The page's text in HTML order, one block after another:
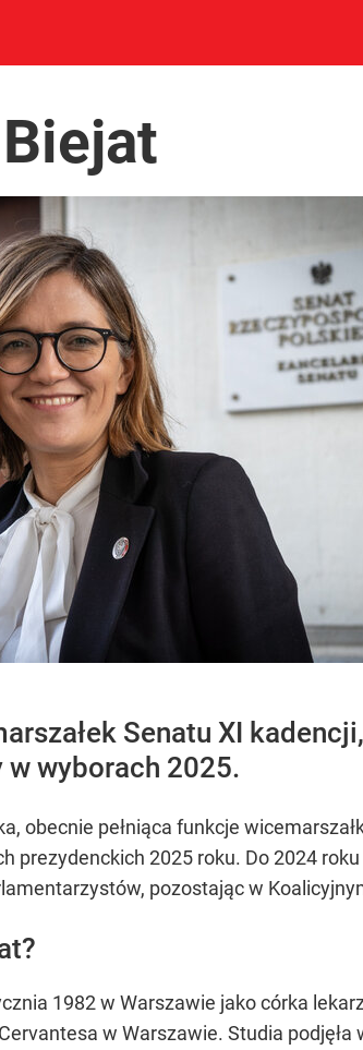
Senatu XI
wyborach 2025.
obecnie pełniąca funkcje
prezydenckich 2025 roku. Do 2024
pozostając w
1982 w Warszawie jako córka
w Warszawie. Studia